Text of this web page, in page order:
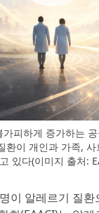
피하게 증가하는
환이 개인과 가족,
고 있다(이미지 출처:
이 알레르기 질